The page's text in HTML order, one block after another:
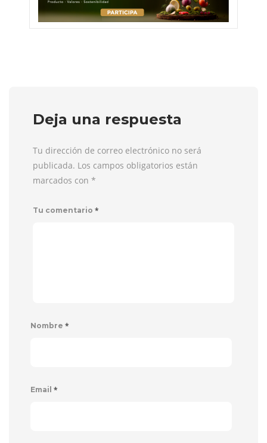
Deja una respuesta
Tu dirección de correo electrónico no será
publicada. Los campos obligatorios están
marcados con *
Tu comentario *
Nombre *
Email *